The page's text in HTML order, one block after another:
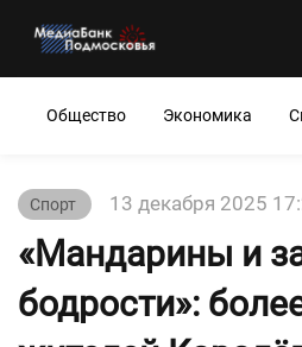
Общество Экономика
Спорт 13 декабря 2025
«Мандарины и
бодрости»: